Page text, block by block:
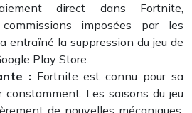
direct dans Fortnite,
imposées par les
entraîné la suppression du jeu de
Play Store.
: Fortnite est connu pour sa
constamment. Les saisons du jeu
de nouvelles mécaniques,